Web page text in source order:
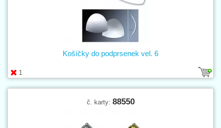
1
Košíčky do podprsenek vel. 6
č. karty: 88550